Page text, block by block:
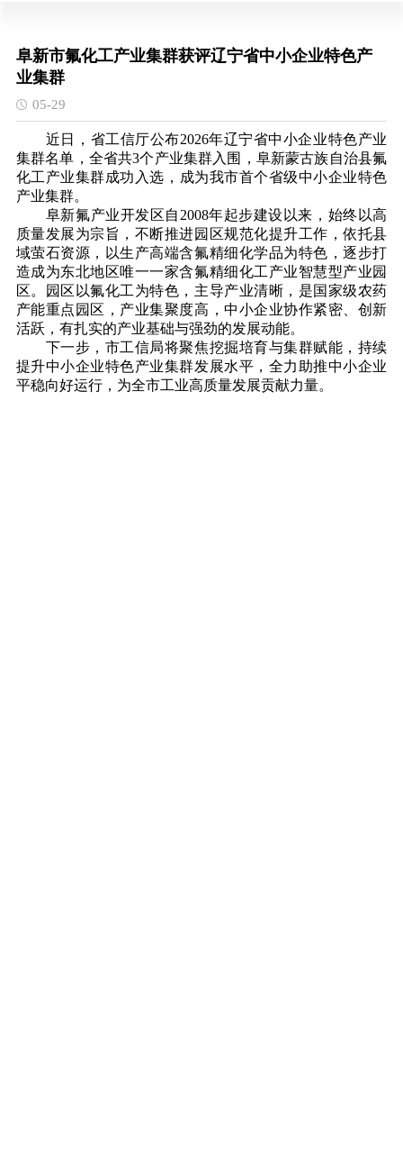
阜新市氟化工产业集群获评辽宁省中小企业特色产
业集群
05-29
近日，省工信厅公布2026年辽宁省中小企业特色产业
集群名单，全省共3个产业集群入围，阜新蒙古族自治县氟
化工产业集群成功入选， 成为我市首个省级中小企业特色
产业集群。
阜新氟产业开发区自2008年起步建设以来，始终以高
质量发展为宗旨，不断推进园区规范化提升工作，依托县
域萤石资源，以生产高端含氟精细化学品为特色，逐步打
造成为东北地区唯一一家含氟精细化工产业智慧型产业园
区。园区以氟化工为特色，主导产业清晰，是国家级农药
产能重点园区，产业集聚度高，中小企业协作紧密、创新
活跃，有扎实的产业基础与强劲的发展动能。
下一步，市工信局将聚焦挖掘培育与集群赋能，持续
提升中小企业特色产业集群发展水平，全力助推中小企业
平稳向好运行，为全市工业高质量发展贡献力量。